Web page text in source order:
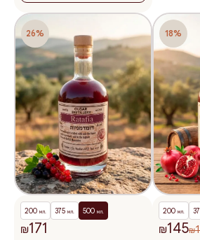
26%
500 мл.
375 мл.
200 мл.
₪171
18%
200 мл.
₪145₪